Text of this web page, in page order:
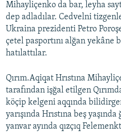
Mihayliçenko da bar, leyha
dep adladılar. Cedvelni
Ukraina prezidenti Petro
çetel pasportını alğan yekâne
hatılattılar.
Qırım.Aqiqat Hrıstına
tarafından işğal etilgen
köçip kelgeni aqqında
yarışında Hrıstına beş
yanvar ayında qızçıq